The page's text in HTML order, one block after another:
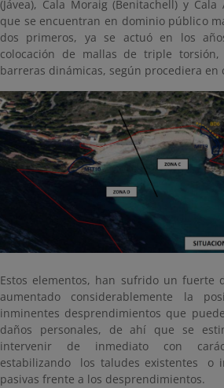
(Jávea), Cala Moraig (Benitachell) y
que se encuentran en dominio público
dos primeros, ya se actuó en los
colocación de mallas de triple
barreras dinámicas, según procediera en
Estos elementos, han sufrido un fuerte
aumentado considerablemente la
inminentes desprendimientos que
daños personales, de ahí que se
intervenir de inmediato con
estabilizando los taludes existentes o
pasivas frente a los desprendimientos.